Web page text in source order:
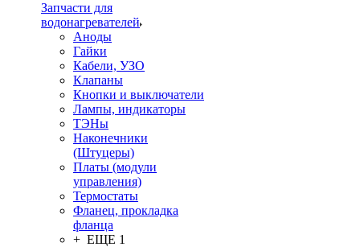
Запчасти для
водонагревателей
Аноды
Гайки
Кабели, УЗО
Клапаны
Кнопки и выключатели
Лампы, индикаторы
ТЭНы
Наконечники
(Штуцеры)
Платы (модули
управления)
Термостаты
Фланец, прокладка
фланца
+ ЕЩЕ 1